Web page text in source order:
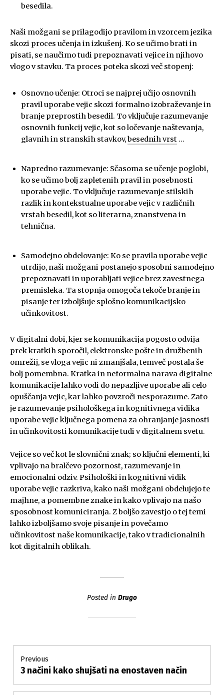
besedila.
Naši možgani se prilagodijo pravilom in vzorcem jezika
skozi proces učenja in izkušenj. Ko se učimo brati in
pisati, se naučimo tudi prepoznavati vejice in njihovo
vlogo v stavku. Ta proces poteka skozi več stopenj:
Osnovno učenje: Otroci se najprej učijo osnovnih
pravil uporabe vejic skozi formalno izobraževanje in
branje preprostih besedil. To vključuje razumevanje
osnovnih funkcij vejic, kot so ločevanje naštevanja,
glavnih in stranskih stavkov,besednih vrst…
Napredno razumevanje: Sčasoma se učenje poglobi,
ko se učimo bolj zapletenih pravil in posebnosti
uporabe vejic. To vključuje razumevanje stilskih
razlik in kontekstualne uporabe vejic v različnih
vrstah besedil, kot so literarna, znanstvena in
tehnična.
Samodejno obdelovanje: Ko se pravila uporabe vejic
utrdijo, naši možgani postanejo sposobni samodejno
prepoznavati in uporabljati vejice brez zavestnega
premisleka. Ta stopnja omogoča tekoče branje in
pisanje ter izboljšuje splošno komunikacijsko
učinkovitost.
V digitalni dobi, kjer se komunikacija pogosto odvija
prek kratkih sporočil, elektronske pošte in družbenih
omrežij, se vloga vejic ni zmanjšala, temveč postala še
bolj pomembna. Kratka in neformalna narava digitalne
komunikacije lahko vodi do nepazljive uporabe ali celo
opuščanja vejic, kar lahko povzroči nesporazume. Zato
je razumevanje psihološkega in kognitivnega vidika
uporabe vejic ključnega pomena za ohranjanje jasnosti
in učinkovitosti komunikacije tudi v digitalnem svetu.
Vejice so več kot le slovnični znak; so ključni elementi, ki
vplivajo na bralčevo pozornost, razumevanje in
emocionalni odziv. Psihološki in kognitivni vidik
uporabe vejic razkriva, kako naši možgani obdelujejo te
majhne, a pomembne znake in kako vplivajo na našo
sposobnost komuniciranja. Z boljšo zavestjo o tej temi
lahko izboljšamo svoje pisanje in povečamo
učinkovitost naše komunikacije, tako v tradicionalnih
kot digitalnih oblikah.
Posted in Drugo
Post
navigation
Previous
Previous
3 načini kako shujšati na enostaven način